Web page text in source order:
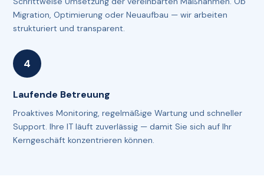
Migration, Optimierung oder Neuaufbau — wir arbeiten
strukturiert und transparent.
Laufende Betreuung
Proaktives Monitoring, regelmäßige Wartung und schneller
Support. Ihre IT läuft zuverlässig — damit Sie sich auf Ihr
Kerngeschäft konzentrieren können.